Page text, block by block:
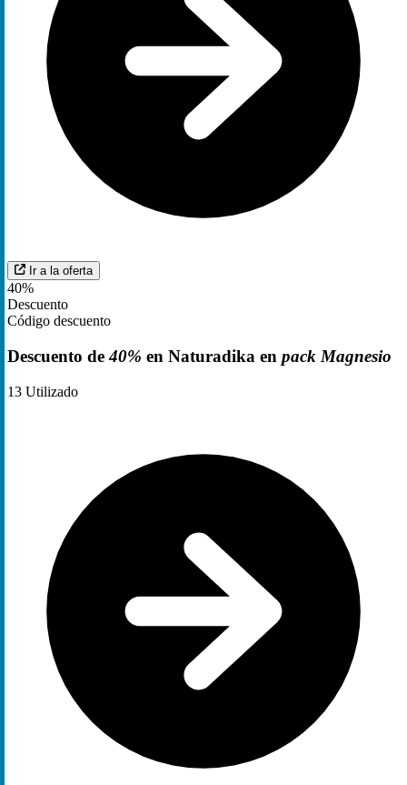
Ir a la oferta
40%
Descuento
Código descuento
Descuento de40% en Naturadika en pack Magnesio
13 Utilizado